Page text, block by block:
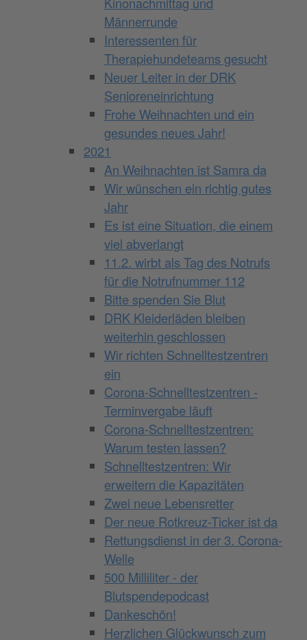
Männerrunde
Interessenten für
Therapiehundeteams gesucht
Neuer Leiter in der DRK
Senioreneinrichtung
Frohe Weihnachten und ein
gesundes neues Jahr!
2021
An Weihnachten ist Samra da
Wir wünschen ein richtig gutes
Jahr
Es ist eine Situation, die einem
viel abverlangt
11.2. wirbt als Tag des Notrufs
für die Notrufnummer 112
Bitte spenden Sie Blut
DRK Kleiderläden bleiben
weiterhin geschlossen
Wir richten Schnelltestzentren
ein
Corona-Schnelltestzentren -
Terminvergabe läuft
Corona-Schnelltestzentren:
Warum testen lassen?
Schnelltestzentren: Wir
erweitern die Kapazitäten
Zwei neue Lebensretter
Der neue Rotkreuz-Ticker ist da
Rettungsdienst in der 3. Corona-
Welle
500 Milliliter - der
Blutspendepodcast
Dankeschön!
Herzlichen Glückwunsch zum